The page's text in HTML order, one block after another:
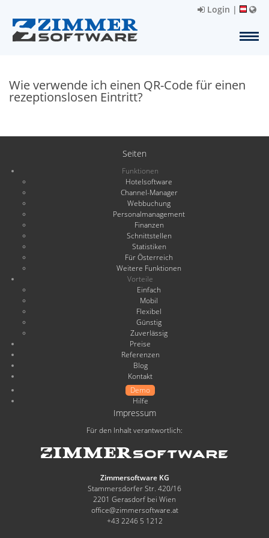
Login |
Wie verwende ich einen QR-Code für einen
rezeptionslosen Eintritt?
Seiten
Funktionen
Hotelsoftware
Channel-Manager
Webbuchung
Personalmanagement
Finanzen
Schnittstellen
Statistiken
Für Österreich
Weitere Funktionen
Vorteile
Einfach
Mobil
Flexibel
Günstig
Zuverlässig
Preise
Referenzen
Blog
Kontakt
Demo
Hilfe
Impressum
Für den Inhalt verantwortlich:
Zimmersoftware KG
Stammersdorfer Str. 420/16
2201 Gerasdorf bei Wien
office@zimmersoftware.at
+43 2246 5 1212